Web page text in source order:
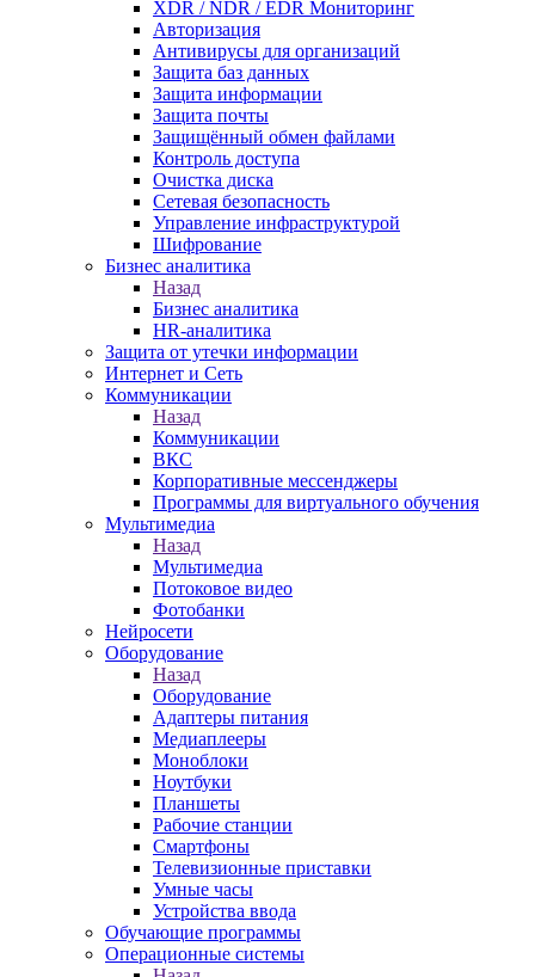
XDR / NDR / EDR Мониторинг
Авторизация
Антивирусы для организаций
Защита баз данных
Защита информации
Защита почты
Защищённый обмен файлами
Контроль доступа
Очистка диска
Сетевая безопасность
Управление инфраструктурой
Шифрование
Бизнес аналитика
Назад
Бизнес аналитика
HR-аналитика
Защита от утечки информации
Интернет и Сеть
Коммуникации
Назад
Коммуникации
ВКС
Корпоративные мессенджеры
Программы для виртуального обучения
Мультимедиа
Назад
Мультимедиа
Потоковое видео
Фотобанки
Нейросети
Оборудование
Назад
Оборудование
Адаптеры питания
Медиаплееры
Моноблоки
Ноутбуки
Планшеты
Рабочие станции
Смартфоны
Телевизионные приставки
Умные часы
Устройства ввода
Обучающие программы
Операционные системы